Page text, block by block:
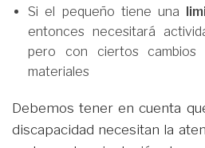
Si el pequeño tiene una
entonces necesitará
pero con ciertos
materiales
Debemos tener en cuenta
discapacidad necesitan la